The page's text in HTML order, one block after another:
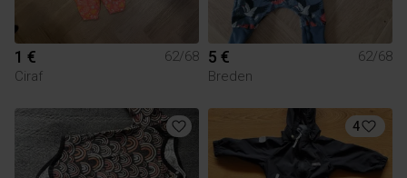
1 €
62/68
Ciraf
5 €
62/68
Breden
4